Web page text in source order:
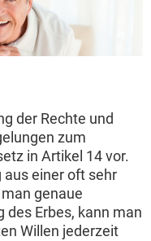
der Rechte und
zum
in Artikel 14 vor.
aus einer oft sehr
genaue
des Erbes, kann man
Willen jederzeit